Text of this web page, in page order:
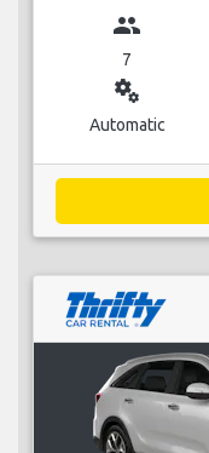
group
7
miscellaneous_services
Automatic